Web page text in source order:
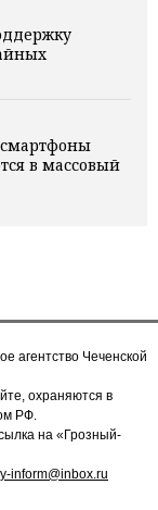
в массовый
Чеченской
охраняются в
РФ.
на «Грозный-
inform@inbox.ru